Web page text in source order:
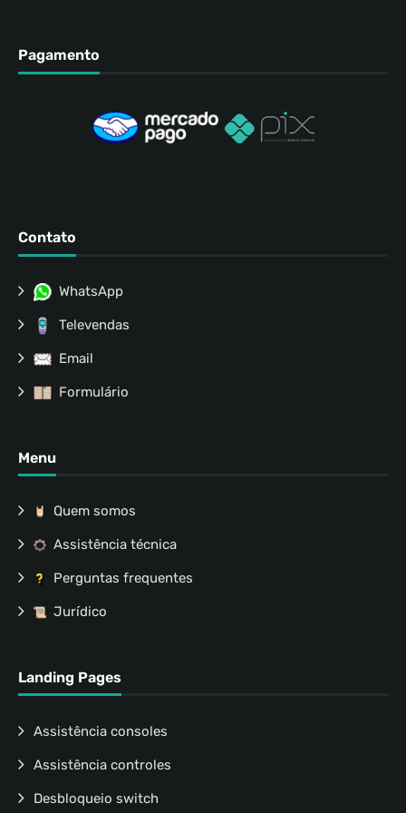
Pagamento
Contato
WhatsApp
Televendas
Email
Formulário
Menu
Quem somos
Assistência técnica
Perguntas frequentes
Jurídico
Landing Pages
Assistência consoles
Assistência controles
Desbloqueio switch